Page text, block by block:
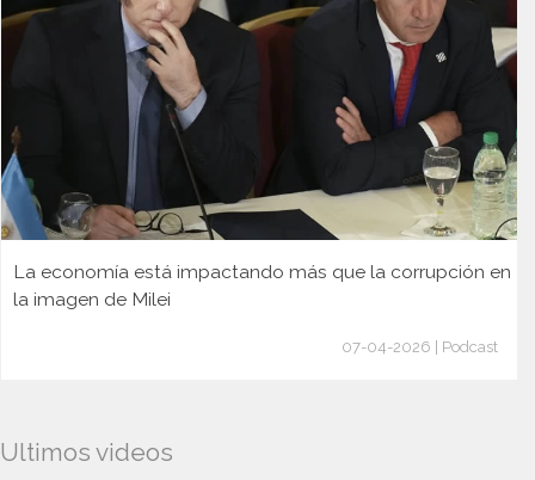
La economía está impactando más que la corrupción en
la imagen de Milei
07-04-2026 | Podcast
Ultimos videos